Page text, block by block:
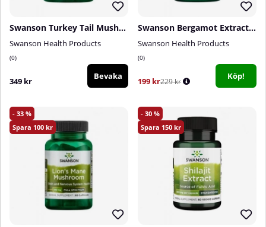
Swanson Turkey Tail Mushroom, 120 caps
Swanson Health Products
0
349 kr Bevaka
Swanson Bergamot Extract, 500 mg, 30 caps
Swanson Health Products
0
199 kr229 kr
Köp!
33
100
30
150